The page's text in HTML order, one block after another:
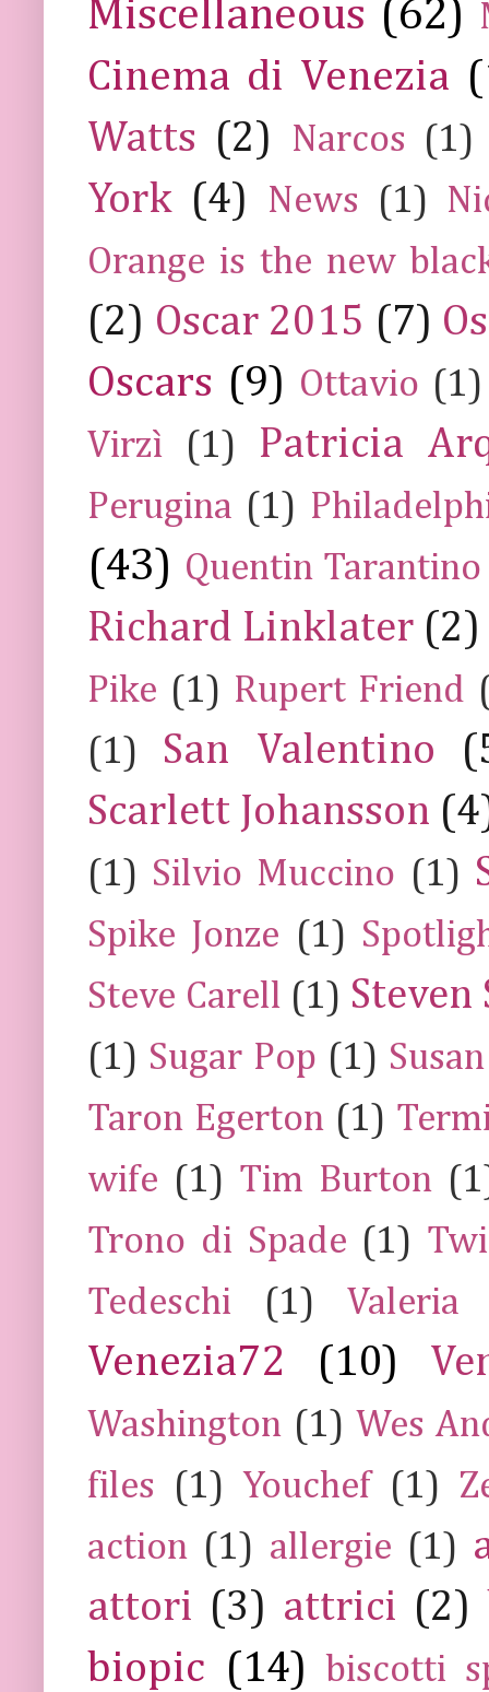
Miscellaneous (62)
Cinema di Venezia
Watts (2) Narcos (1)
York (4) News (1)
Orange is the new
(2) Oscar 2015 (7)
Oscars (9) Ottavio (1)
Virzì
(1) Patricia
Perugina (1)
(43) Quentin Tarantino
Richard Linklater (2)
Pike (1) Rupert Friend
(1)
San Valentino
Scarlett Johansson
(1) Silvio Muccino (1)
Spike Jonze (1)
Steve Carell (1) Steven
(1) Sugar Pop (1)
Taron Egerton (1)
wife (1) Tim Burton
Trono di Spade (1)
Tedeschi
(1) Valeria
Venezia72 (10)
Washington (1) Wes
files
(1) Youchef (1)
action (1) allergie (1)
attori (3) attrici (2)
biopic (14) biscotti